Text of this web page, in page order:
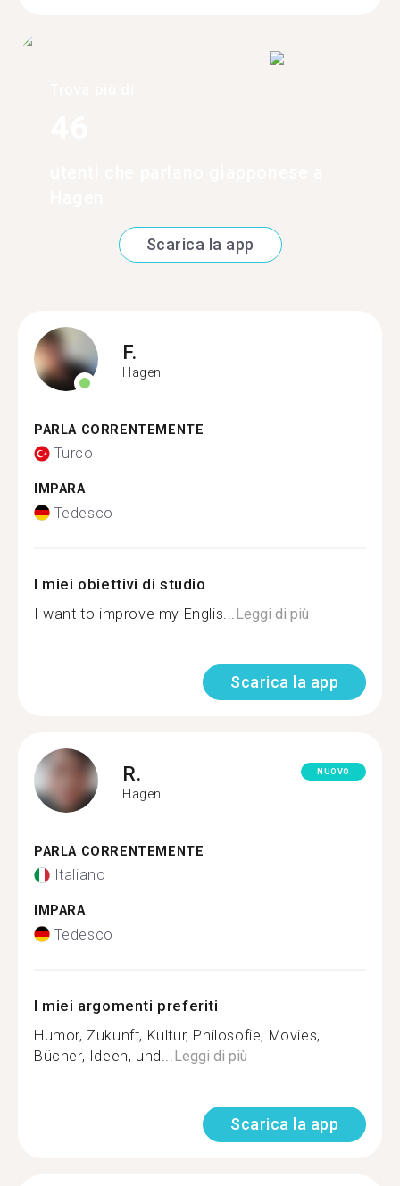
Scarica la app
F.
Hagen
PARLA CORRENTEMENTE
Turco
IMPARA
Tedesco
I miei obiettivi di studio
I want to improve my Englis... Leggi di più
Scarica la app
R.
Hagen
NUOVO
PARLA CORRENTEMENTE
Italiano
IMPARA
Tedesco
I miei argomenti preferiti
Humor, Zukunft, Kultur, Philosofie, Movies,
Bücher, Ideen, und... Leggi di più
Scarica la app